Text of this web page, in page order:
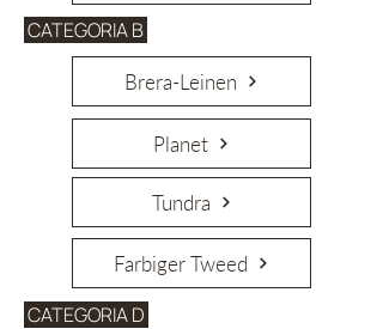
CATEGORIA B
Brera-Leinen
Planet
Tundra
Farbiger Tweed
CATEGORIA D